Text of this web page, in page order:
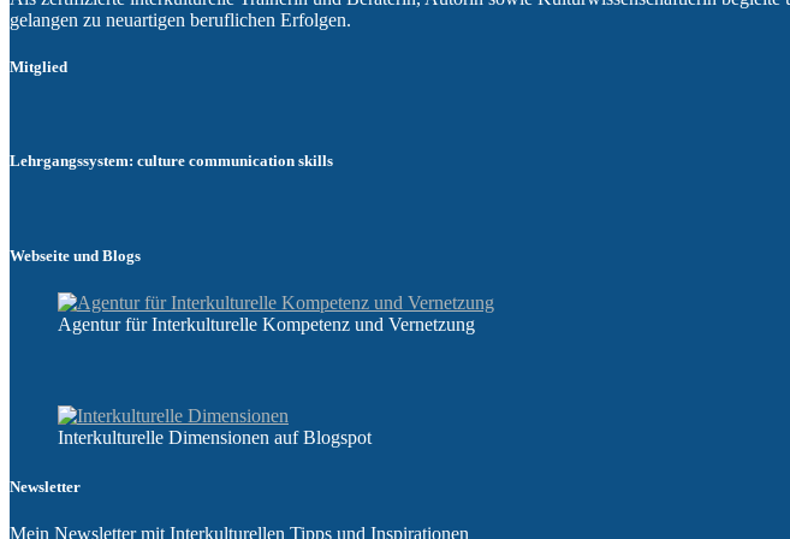
gelangen zu neuartigen beruflichen Erfolgen.
Mitglied
Lehrgangssystem: culture communication skills
Webseite und Blogs
Agentur für Interkulturelle Kompetenz und Vernetzung
Interkulturelle Dimensionen auf Blogspot
Newsletter
Mein Newsletter mit Interkulturellen Tipps und Inspirationen